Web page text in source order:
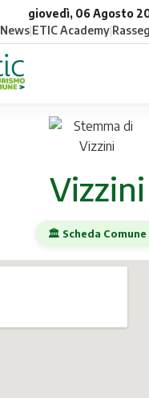
giovedì, 06 Agosto
News|ETIC Academy|
Vizzini
🏛️ Scheda Comune